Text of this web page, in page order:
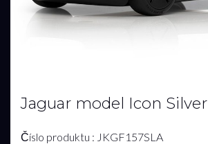
Jaguar model Icon Silver
Číslo produktu : JKGF157SLA